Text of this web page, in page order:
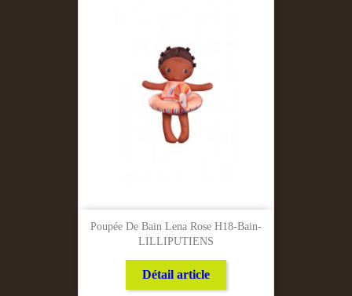
Poupée De Bain Lena Rose H18-Bain-
LILLIPUTIENS
Détail article